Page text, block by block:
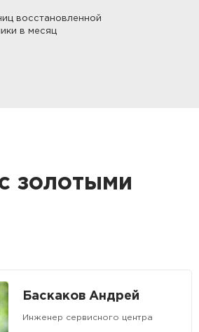
восстановленной
в месяц
золотыми
Баскаков Андрей
Инженер сервисного центра